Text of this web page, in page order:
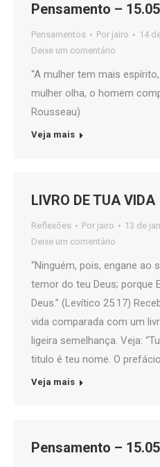
Pensamento –
Pensamentos Por jairo
14
Deixe um comentário
“A mulher tem mais
mulher olha, o homem
Rousseau)
Veja mais
LIVRO DE TUA VIDA
Reflexões Por jairo
13 de
Deixe um comentário
“Ninguém, pois, engane ao
temor do teu Deus; porque
Deus.” (Levítico 25.17)
vida comparada com um
ligeira semelhança. Veja:
titulo é teu nome. O
Veja mais
Pensamento –